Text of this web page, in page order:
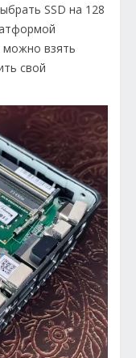
SSD на 128
можно взять
свой